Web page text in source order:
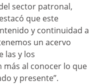
sector patronal,
que este
y continuidad a
un acervo
las y los
al conocer lo que
y presente”.